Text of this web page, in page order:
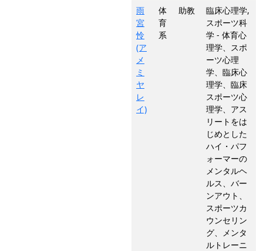
雨
宮
怜
(ア
メ
ミ
ヤ
レ
イ)
体
育
系
助教
臨床心理学,
スポーツ科
学 - 体育心
理学、スポ
ーツ心理
学、臨床心
理学、臨床
スポーツ心
理学、アス
リートをは
じめとした
ハイ・パフ
ォーマーの
メンタルヘ
ルス、バー
ンアウト、
スポーツカ
ウンセリン
グ、メンタ
ルトレーニ